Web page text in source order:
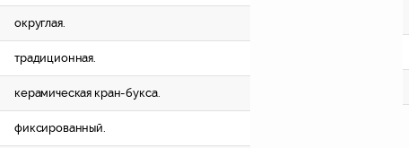
округлая.
традиционная.
керамическая кран-букса.
фиксированный.